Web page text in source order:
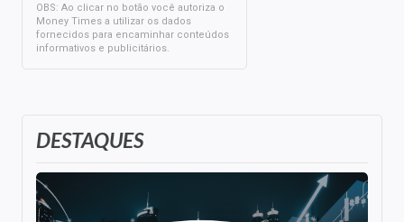
DESTAQUES
OBS: Ao clicar no botão você autoriza o
Money Times a utilizar os dados
fornecidos para encaminhar conteúdos
informativos e publicitários.